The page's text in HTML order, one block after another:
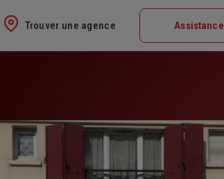
Trouver une agence Assistance